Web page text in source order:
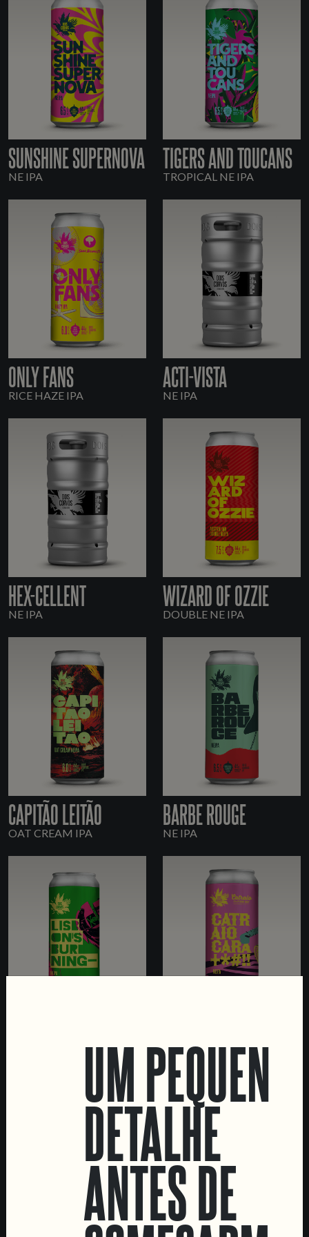
SUNSHINE SUPERNOVA
NE IPA
TIGERS AND TOUCANS
TROPICAL NE IPA
ONLY FANS
RICE HAZE IPA
ACTI-VISTA
NE IPA
HEX-CELLENT
NE IPA
WIZARD OF OZZIE
DOUBLE NE IPA
CAPITÃO LEITÃO
OAT CREAM IPA
BARBE ROUGE
NE IPA
NE IPA
UM PEQUENO
DETALHE
ANTES DE